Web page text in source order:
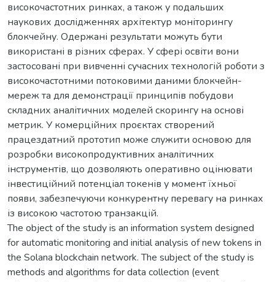
високочастотних ринках, а також у подальших
наукових дослідженнях архітектур моніторингу
блокчейну. Одержані результати можуть бути
використані в різних сферах. У сфері освіти вони
застосовані при вивченні сучасних технологій роботи з
високочастотними потоковими даними блокчейн-
мереж та для демонстрації принципів побудови
складних аналітичних моделей скорингу на основі
метрик. У комерційних проєктах створений
працездатний прототип може служити основою для
розробки високопродуктивних аналітичних
інструментів, що дозволяють оперативно оцінювати
інвестиційний потенціал токенів у момент їхньої
появи, забезпечуючи конкурентну перевагу на ринках
із високою частотою транзакцій.
The object of the study is an information system designed
for automatic monitoring and initial analysis of new tokens in
the Solana blockchain network. The subject of the study is
methods and algorithms for data collection (event